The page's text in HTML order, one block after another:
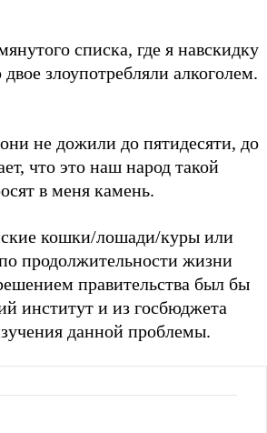
списка, где я навскидку
злоупотребляли алкоголем.
не дожили до пятидесяти, до
что это наш народ такой
в меня камень.
кошки/лошади/куры или
продолжительности жизни
правительства был бы
институт и из госбюджета
данной проблемы.